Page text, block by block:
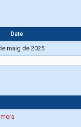
Date
maig de 2025